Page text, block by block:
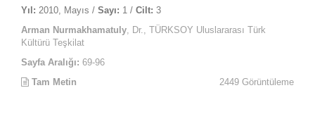
Yıl: 2010, Mayıs / Sayı: 1 / Cilt: 3
Arman Nurmakhamatuly , Dr., TÜRKSOY Uluslararası Türk
Kültürü Teşkilat
Sayfa Aralığı: 69-96
Tam Metin
2449 Görüntüleme